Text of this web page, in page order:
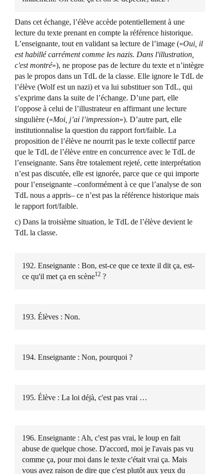
Dans cet échange, l’élève accède potentiellement à une
lecture du texte prenant en compte la référence historique.
L’enseignante, tout en validant sa lecture de l’image («Oui, il
est habillé carrément comme les nazis. Dans l'illustration,
c'est montré»), ne propose pas de lecture du texte et n’intègre
pas le propos dans un TdL de la classe. Elle ignore le TdL de
l’élève (Wolf est un nazi) et va lui substituer son TdL, qui
s’exprime dans la suite de l’échange. D’une part, elle
l’oppose à celui de l’illustrateur en affirmant une lecture
singulière («Moi, j’ai l’impression»). D’autre part, elle
institutionnalise la question du rapport fort/faible. La
proposition de l’élève ne nourrit pas le texte collectif parce
que le TdL de l’élève entre en concurrence avec le TdL de
l’enseignante. Sans être totalement rejeté, cette interprétation
n’est pas discutée, elle est ignorée, parce que ce qui importe
pour l’enseignante –conformément à ce que l’analyse de son
TdL nous a appris– ce n’est pas la référence historique mais
le rapport fort/faible.
c) Dans la troisième situation, le TdL de l’élève devient le
TdL la classe.
192. Enseignante : Bon, est-ce que ce texte il dit ça, est-
ce qu'il met ça en scène12 ?
193. Élèves : Non.
194. Enseignante : Non, pourquoi ?
195. Élève : La loi déjà, c'est pas vrai …
196. Enseignante : Ah, c'est pas vrai, le loup en fait
abuse de quelque chose. D'accord, moi je l'avais pas vu
comme ça, pour moi dans le texte c'était vrai ça. Mais
vous avez raison de dire que c'est plutôt aux yeux du